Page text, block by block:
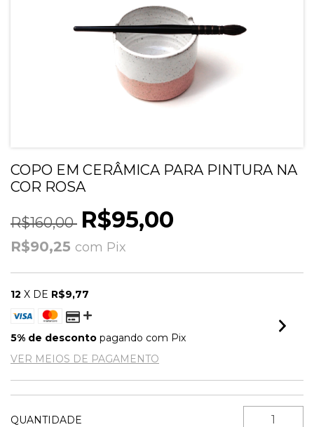
COPO EM CERÂMICA PARA PINTURA NA
COR ROSA
R$160,00 R$95,00
R$90,25 com Pix
12 X DE R$9,77
5% de desconto pagando com Pix
VER MEIOS DE PAGAMENTO
QUANTIDADE